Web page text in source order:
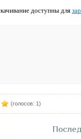
доступны для
(голосов: 1)